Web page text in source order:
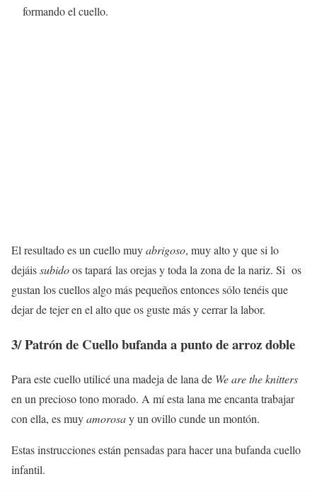
formando el cuello.
El resultado es un cuello muyabrigoso, muy alto y que si lo
dejáissubidoos tapará las orejas y toda la zona de la nariz. Si os
gustan los cuellos algo más pequeños entonces sólo tenéis que
dejar de tejer en el alto que os guste más y cerrar la labor.
3/ Patrón de Cuello bufanda a punto de arroz doble
Para este cuello utilicé una madeja de lana de We are the knitters
en un precioso tono morado. A mí esta lana me encanta trabajar
con ella, es muyamorosay un ovillo cunde un montón.
Estas instrucciones están pensadas para hacer una bufanda cuello
infantil.